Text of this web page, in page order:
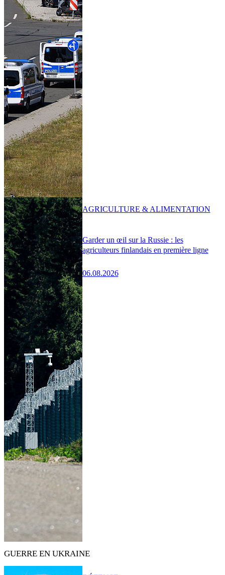
Garder un œil sur la Russie : les
agriculteurs finlandais en première ligne
06.08.2026
AGRICULTURE & ALIMENTATION
GUERRE EN UKRAINE